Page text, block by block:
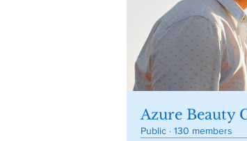
Azure Beauty
Public · 130 members